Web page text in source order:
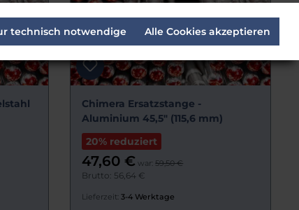
Chimera Ersatzstange -
Aluminium 45,5" (115,6 mm)
20% reduziert
47,60 € war: 59,50 €
Brutto: 56,64 €
Lieferzeit: 3-4 Werktage
technisch notwendige Alle Cookies akzeptieren